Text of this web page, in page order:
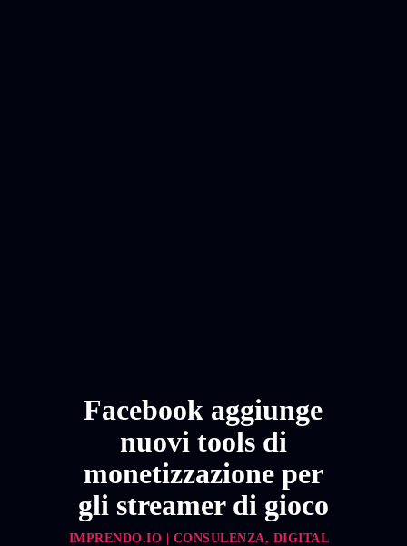
Facebook aggiunge
nuovi tools di
monetizzazione per
gli streamer di gioco
IMPRENDO.IO | CONSULENZA, DIGITAL